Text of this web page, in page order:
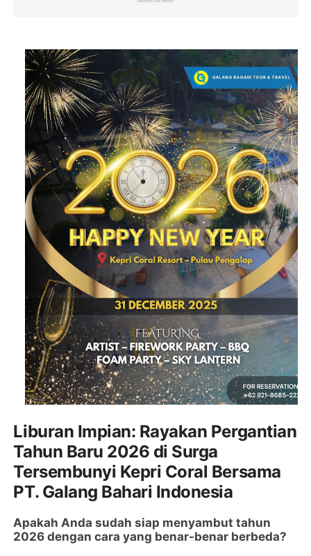
Liburan Impian: Rayakan Pergantian
Tahun Baru 2026 di Surga
Tersembunyi Kepri Coral Bersama
PT. Galang Bahari Indonesia
Apakah Anda sudah siap menyambut tahun
2026 dengan cara yang benar-benar berbeda?